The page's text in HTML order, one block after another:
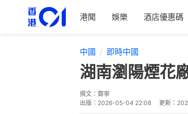
港聞 娛樂 酒店優惠碼
中國 即時中國
湖南瀏陽煙花
撰文： 鄭寧
出版： 2026-05-04 22:08 更新：